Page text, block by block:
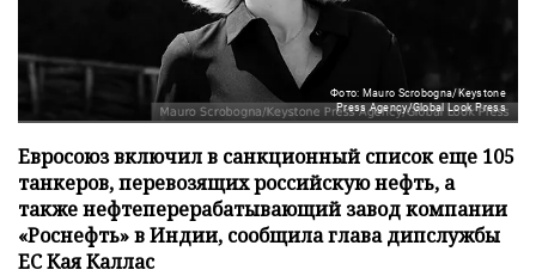
Фото: Mauro Scrobogna/Keystone
Press Agency/Global Look Press
Евросоюз включил в санкционный список еще 105
танкеров, перевозящих российскую нефть, а
также нефтеперерабатывающий завод компании
«Роснефть» в Индии, сообщила глава дипслужбы
ЕС Кая Каллас